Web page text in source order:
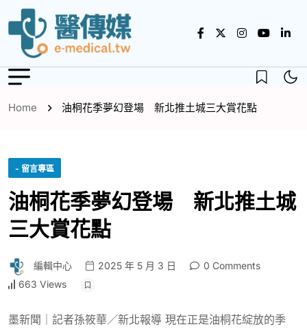
Home 油桐花季夢幻登場 新北推土城三大賞花點
- 留言專區
油桐花季夢幻登場 新北推土城
三大賞花點
編輯中心 2025 年 5 月 3 日
0 Comments
663 Views
墨新聞｜記者孫筱華／新北報導 現在正是油桐花綻放的季